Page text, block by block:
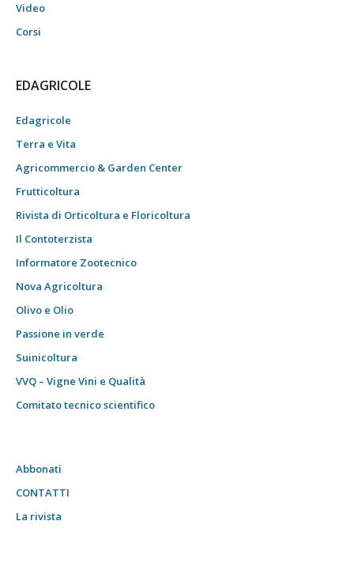
Video
Corsi
EDAGRICOLE
Edagricole
Terra e Vita
Agricommercio & Garden Center
Frutticoltura
Rivista di Orticoltura e Floricoltura
Il Contoterzista
Informatore Zootecnico
Nova Agricoltura
Olivo e Olio
Passione in verde
Suinicoltura
VVQ – Vigne Vini e Qualità
Comitato tecnico scientifico
Abbonati
CONTATTI
La rivista